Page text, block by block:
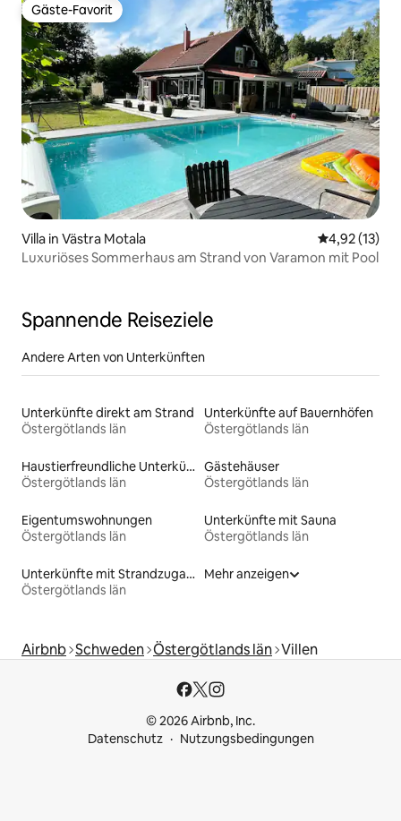
Gäste-Favorit
Gäste-Favorit
Villa in Västra Motala
4,92 (13)
Luxuriöses Sommerhaus am Strand von Varamon mit Pool
Spannende Reiseziele
Andere Arten von Unterkünften
Unterkünfte direkt am Strand
Östergötlands län
Unterkünfte auf Bauernhöfen
Östergötlands län
Haustierfreundliche Unterkünfte
Östergötlands län
Gästehäuser
Östergötlands län
Eigentumswohnungen
Östergötlands län
Unterkünfte mit Sauna
Östergötlands län
Unterkünfte mit Strandzugang
Östergötlands län
Mehr anzeigen
Airbnb Schweden Östergötlands län Villen
© 2026 Airbnb, Inc.
Datenschutz
Nutzungsbedingungen